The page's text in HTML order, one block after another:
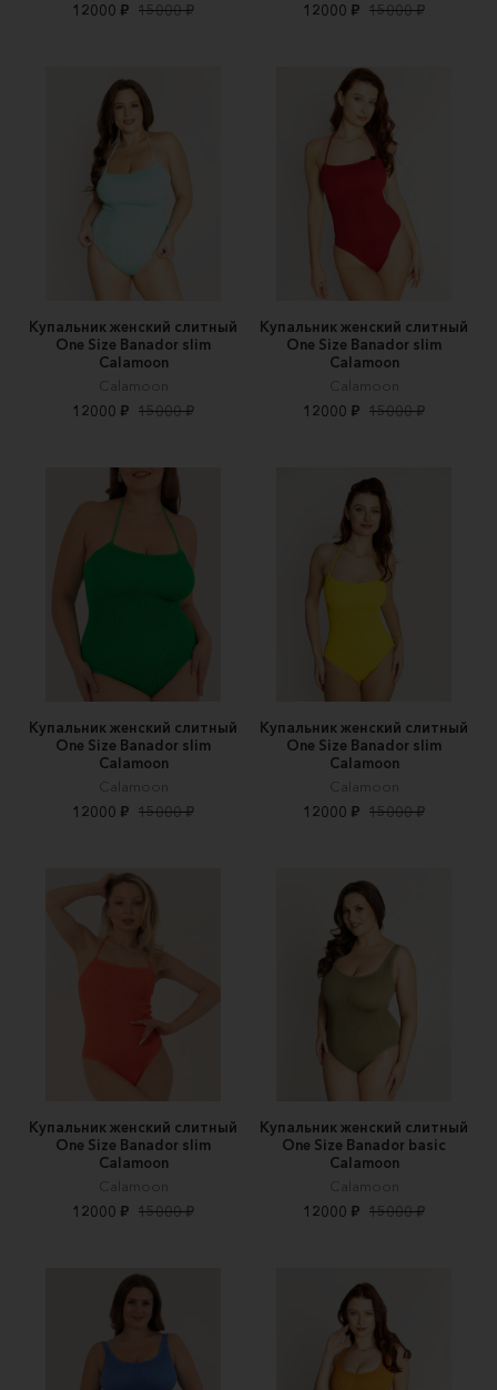
12000 ₽ 15000 ₽ 12000 ₽ 15000 ₽
Купальник женский слитный
One Size Banador slim
Calamoon
Calamoon
12000 ₽ 15000 ₽
Купальник женский слитный
One Size Banador slim
Calamoon
Calamoon
12000 ₽ 15000 ₽
Купальник женский слитный
One Size Banador slim
Calamoon
Calamoon
12000 ₽ 15000 ₽
Купальник женский слитный
One Size Banador slim
Calamoon
Calamoon
12000 ₽ 15000 ₽
Купальник женский слитный
One Size Banador slim
Calamoon
Calamoon
12000 ₽ 15000 ₽
Купальник женский слитный
One Size Banador basic
Calamoon
Calamoon
12000 ₽ 15000 ₽